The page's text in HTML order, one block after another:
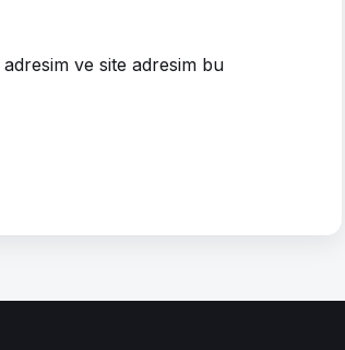
ve site adresim bu